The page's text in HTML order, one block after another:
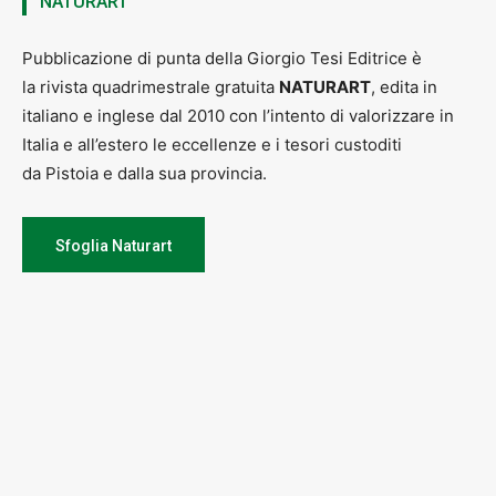
Pubblicazione di punta della Giorgio Tesi Editrice è
la rivista quadrimestrale gratuita NATURART, edita in
italiano e inglese dal 2010 con l’intento di valorizzare in
Italia e all’estero le eccellenze e i tesori custoditi
da Pistoia e dalla sua provincia.
Sfoglia Naturart